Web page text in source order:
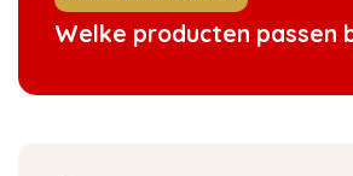
Welke producten passen